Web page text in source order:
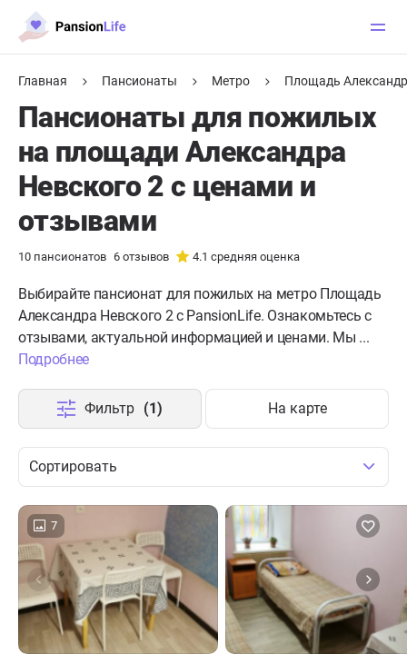
Главная Пансионаты Метро Площадь
Пансионаты для пожилых
на площади Александра
Невского 2 с ценами и
отзывами
10 пансионатов 6 отзывов 4.1 средняя оценка
Выбирайте пансионат для пожилых на метро Площадь
Александра Невского 2 с PansionLife. Ознакомьтесь с
отзывами, актуальной информацией и ценами. Мы ...
Подробнее
Сортировать
Фильтр (1) На карте
7